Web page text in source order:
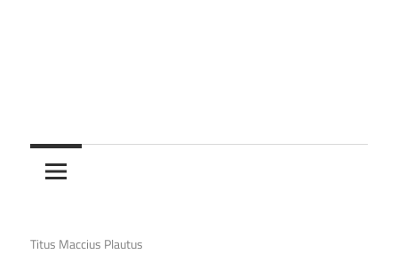
1. 12. 2020
Titus Maccius Plautus